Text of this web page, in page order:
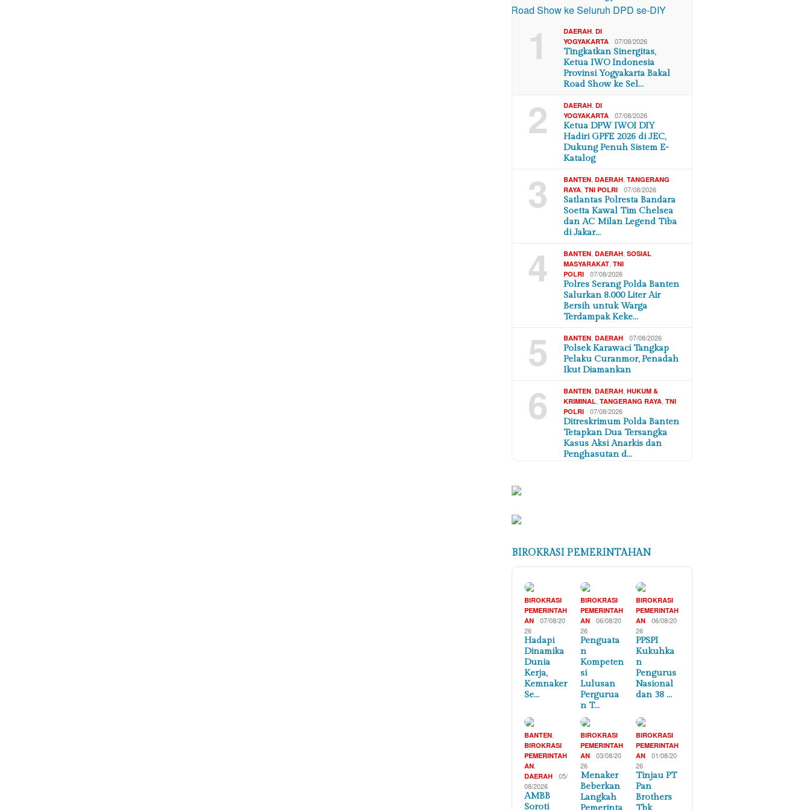
1 DAERAH ,DI
YOGYAKARTA
07/08/2026
Tingkatkan Sinergitas,
Ketua IWO Indonesia
Provinsi Yogyakarta Bakal
Road Show ke Sel…
2 DAERAH ,DI
YOGYAKARTA
07/08/2026
Ketua DPW IWOI DIY
Hadiri GPFE 2026 di JEC,
Dukung Penuh Sistem E-
Katalog
3 BANTEN ,DAERAH ,TANGERANG
RAYA ,TNI POLRI 07/08/2026
Satlantas Polresta Bandara
Soetta Kawal Tim Chelsea
dan AC Milan Legend Tiba
di Jakar…
4 BANTEN ,DAERAH ,SOSIAL
MASYARAKAT ,TNI
POLRI
07/08/2026
Polres Serang Polda Banten
Salurkan 8.000 Liter Air
Bersih untuk Warga
Terdampak Keke…
5 BANTEN ,DAERAH 07/08/2026
Polsek Karawaci Tangkap
Pelaku Curanmor, Penadah
Ikut Diamankan
6 BANTEN ,DAERAH ,HUKUM &
KRIMINAL ,TANGERANG RAYA ,TNI
POLRI
07/08/2026
Ditreskrimum Polda Banten
Tetapkan Dua Tersangka
Kasus Aksi Anarkis dan
Penghasutan d…
BIROKRASI PEMERINTAHAN
BIROKRASI
PEMERINTAH
AN
07/08/20
26
Hadapi
Dinamika
Dunia
Kerja,
Kemnaker
Se…
BIROKRASI
PEMERINTAH
AN
06/08/20
26
Penguata
n
Kompeten
si
Lulusan
Pergurua
n T…
BIROKRASI
PEMERINTAH
AN
06/08/20
26
PPSPI
Kukuhka
n
Pengurus
Nasional
dan 38 …
BANTEN
BIROKRASI
PEMERINTAH
AN
DAERAH
05/
08/2026
AMBB
Soroti
BIROKRASI
PEMERINTAH
AN
03/08/20
26
Menaker
Beberkan
Langkah
Pemerinta
BIROKRASI
PEMERINTAH
AN
01/08/20
26
Tinjau PT
Pan
Brothers
Tbk,